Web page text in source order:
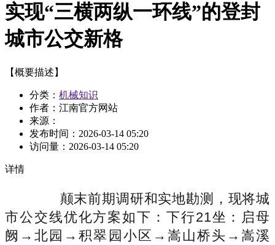
实现“三横两纵一环线”的登封
城市公交新格
【概要描述】
分类： 机械知识
作者：江南官方网站
来源：
发布时间： 2026-03-14 05:20
访问量： 2026-03-14 05:20
详情
颠末前期调研和实地勘测，现将城
市公交线优化方案如下：下行21坐：启母
阙→北园→积翠园小区→嵩山桥头→嵩溪